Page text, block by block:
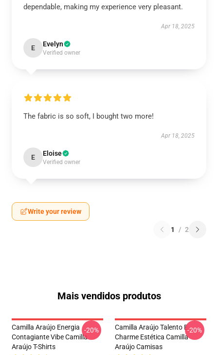
dependable, making my experience very pleasant.
Apr 18, 2025
E Evelyn
Verified owner
The fabric is so soft, I bought two more!
Apr 18, 2025
E Eloise
Verified owner
Write your review
1 / 2
Mais vendidos produtos
Camilla Araújo Energia
Contagiante Vibe Camilla
Araújo T-Shirts
-20%
Camilla Araújo Talento E
Charme Estética Camilla
Araújo Camisas
-20%